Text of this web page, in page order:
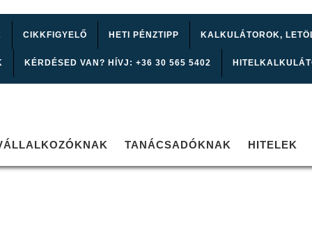
CIKKFIGYELŐ HETI PÉNZTIPP KALKULÁTOROK,
KÉRDÉSED VAN? HÍVJ: +36 30 565 5402
TANÁCSADÓKNAK HITELEK